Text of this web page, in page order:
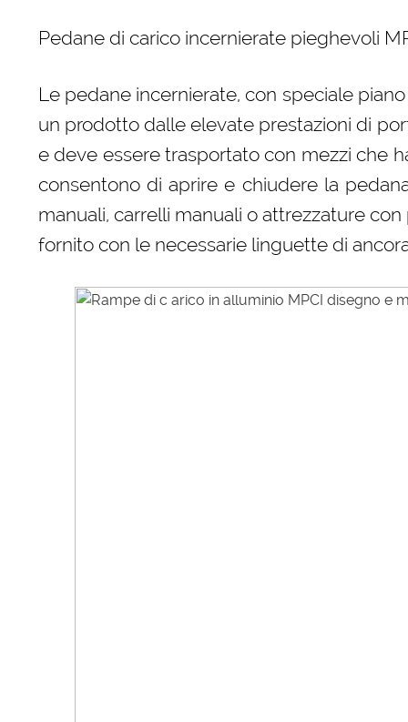
Pedane di carico incernierate pieghevoli
Le pedane incernierate, con speciale
un prodotto dalle elevate prestazioni di
e deve essere trasportato con mezzi che
consentono di aprire e chiudere la
manuali, carrelli manuali o attrezzature
fornito con le necessarie linguette di